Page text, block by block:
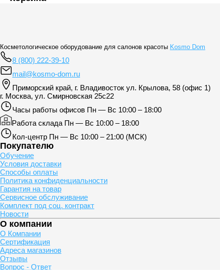
Косметологическое оборудование для салонов красоты Kosmo Dom
8 (800) 222-39-10
mail@kosmo-dom.ru
Приморский край, г. Владивосток ул. Крылова, 58 (офис 1)
г. Москва, ул. Смирновская 25с22
Часы работы офисов Пн — Вс 10:00 – 18:00
Работа склада Пн — Вс 10:00 – 18:00
Кол-центр Пн — Вс 10:00 – 21:00 (МСК)
Покупателю
Обучение
Условия доставки
Способы оплаты
Политика конфиденциальности
Гарантия на товар
Сервисное обслуживание
Комплект под соц. контракт
Новости
О компании
О Компании
Сертификация
Адреса магазинов
Отзывы
Вопрос - Ответ